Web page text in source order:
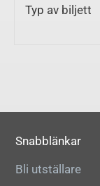
Typ av biljett
Snabblänkar
Bli utställare